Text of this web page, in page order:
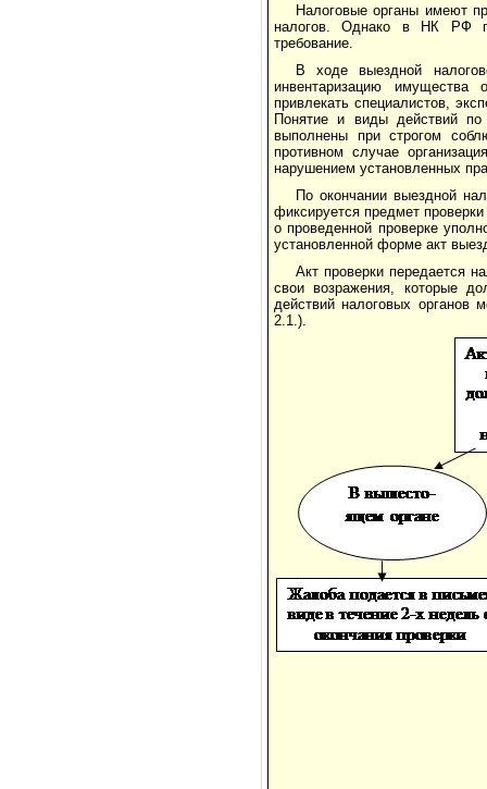
Налоговые органы имеют
налогов. Однако в НК РФ
требование.
В ходе выездной
инвентаризацию имущества
привлекать специалистов,
Понятие и виды действий по
выполнены при строгом
противном случае
нарушением установленных
По окончании выездной
фиксируется предмет
о проведенной проверке
установленной форме акт
Акт проверки передается
свои возражения, которые
действий налоговых
2.1.).